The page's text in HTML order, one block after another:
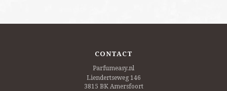
CONTACT
Parfumeasy.nl
Liendertseweg 146
3815 BK Amersfoort